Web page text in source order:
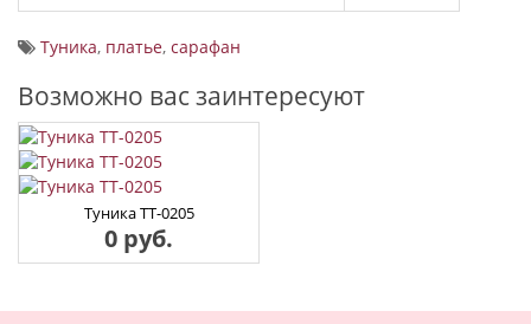
Туника, платье, сарафан
Возможно вас заинтересуют
Туника ТТ-0205
0 руб.